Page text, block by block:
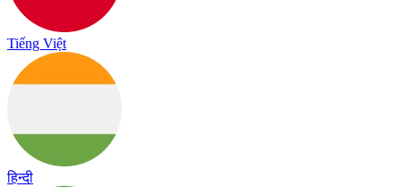
Tiếng Việt
हिन्दी